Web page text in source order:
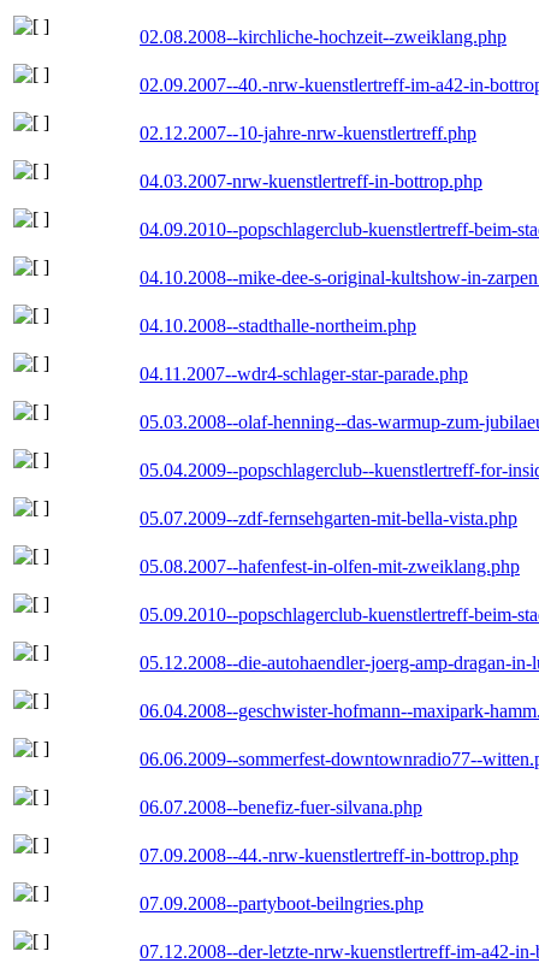
02.08.2008--kirchliche-hochzeit--zweiklang.php
02.09.2007--40.-nrw-kuenstlertreff-im-a42-in-
02.12.2007--10-jahre-nrw-kuenstlertreff.php
04.03.2007-nrw-kuenstlertreff-in-bottrop.php
04.09.2010--popschlagerclub-kuenstlertreff-beim-
04.10.2008--mike-dee-s-original-kultshow-in-
04.10.2008--stadthalle-northeim.php
04.11.2007--wdr4-schlager-star-parade.php
05.03.2008--olaf-henning--das-warmup-zum-
05.04.2009--popschlagerclub--kuenstlertreff-for-
05.07.2009--zdf-fernsehgarten-mit-bella-vista.php
05.08.2007--hafenfest-in-olfen-mit-zweiklang.php
05.09.2010--popschlagerclub-kuenstlertreff-beim-
05.12.2008--die-autohaendler-joerg-amp-dragan-in-
06.04.2008--geschwister-hofmann--maxipark-
06.06.2009--sommerfest-downtownradio77--
06.07.2008--benefiz-fuer-silvana.php
07.09.2008--44.-nrw-kuenstlertreff-in-bottrop.php
07.09.2008--partyboot-beilngries.php
07.12.2008--der-letzte-nrw-kuenstlertreff-im-a42-